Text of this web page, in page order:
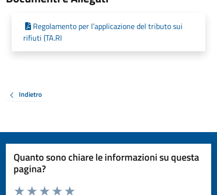
Regolamento per l’applicazione del tributo sui
rifiuti (TA.RI
Indietro
Quanto sono chiare le informazioni su questa
pagina?
Valuta da 1 a 5 stelle la pagina